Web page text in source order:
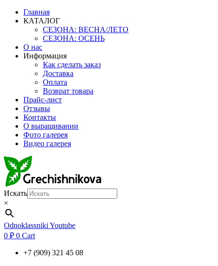
Главная
КАТАЛОГ
СЕЗОНА: ВЕСНА/ЛЕТО
СЕЗОНА: ОСЕНЬ
О нас
Информация
Как сделать заказ
Доставка
Оплата
Возврат товара
Прайс-лист
Отзывы
Контакты
О выращивании
Фото галерея
Видео галерея
Искать
×
Odnoklassniki Youtube
0 ₽ 0 Cart
+7 (909) 321 45 08